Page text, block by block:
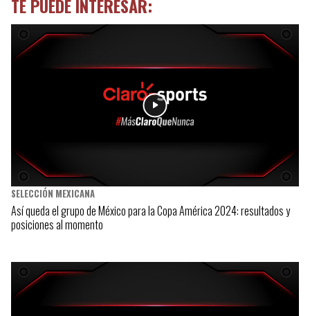
TE PUEDE INTERESAR:
SELECCIÓN MEXICANA
Así queda el grupo de México para la Copa América 2024: resultados y
posiciones al momento